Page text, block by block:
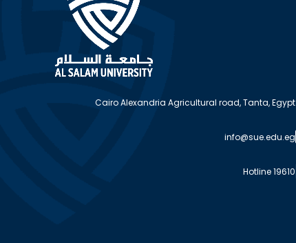
Cairo Alexandria Agricultural road, Tanta, Egypt
info@sue.edu.eg
Hotline 19610